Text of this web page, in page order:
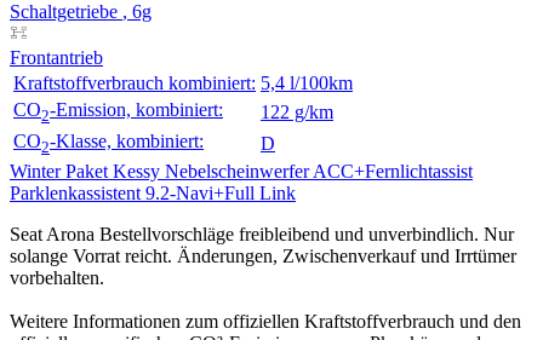
Schaltgetriebe , 6g
Frontantrieb
Kraftstoffverbrauch kombiniert: 5,4 l/100km
CO2-Emission, kombiniert:
122 g/km
CO2-Klasse, kombiniert:
D
Winter Paket Kessy Nebelscheinwerfer ACC+Fernlichtassist
Parklenkassistent 9.2-Navi+Full Link
Seat Arona Bestellvorschläge freibleibend und unverbindlich. Nur
solange Vorrat reicht. Änderungen, Zwischenverkauf und Irrtümer
vorbehalten.
Weitere Informationen zum offiziellen Kraftstoffverbrauch und den